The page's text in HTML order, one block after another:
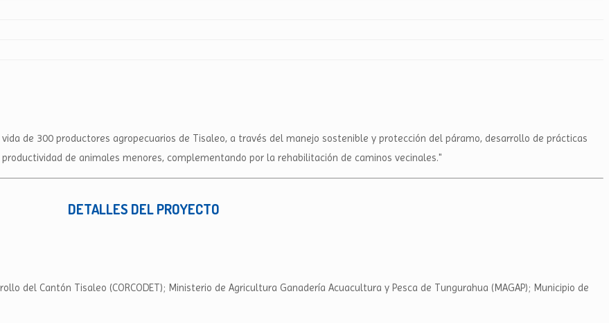
de 300 productores agropecuarios de Tisaleo, a través del manejo sostenible y protección del páramo, desarrollo de prácticas
de animales menores, complementando por la rehabilitación de caminos vecinales."
DETALLES DEL PROYECTO
del Cantón Tisaleo (CORCODET); Ministerio de Agricultura Ganadería Acuacultura y Pesca de Tungurahua (MAGAP); Municipio de